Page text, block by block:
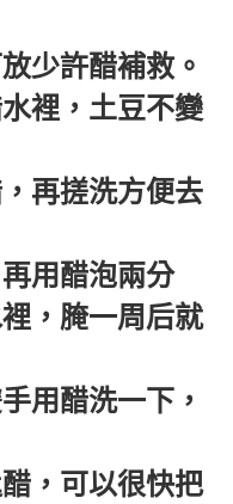
少許醋補救。
裡，土豆不變
再搓洗方便去
用醋泡兩分
，腌一周后就
用醋洗一下，
，可以很快把